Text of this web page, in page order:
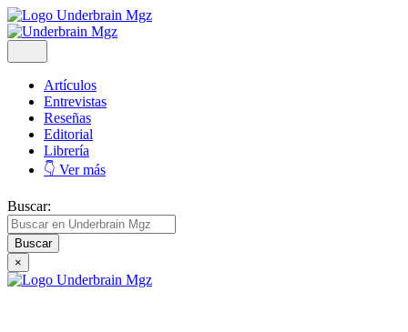
Artículos
Entrevistas
Reseñas
Editorial
Librería
👇 Ver más
Buscar:
×